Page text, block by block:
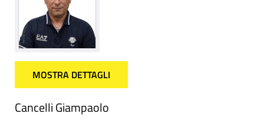
MOSTRA DETTAGLI
Cancelli Giampaolo